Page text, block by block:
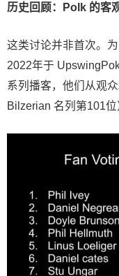
历史回顾：Polk 的客
这类讨论并非首次。
2022年于
系列播客，他们从观
Bilzerian 名列第101位